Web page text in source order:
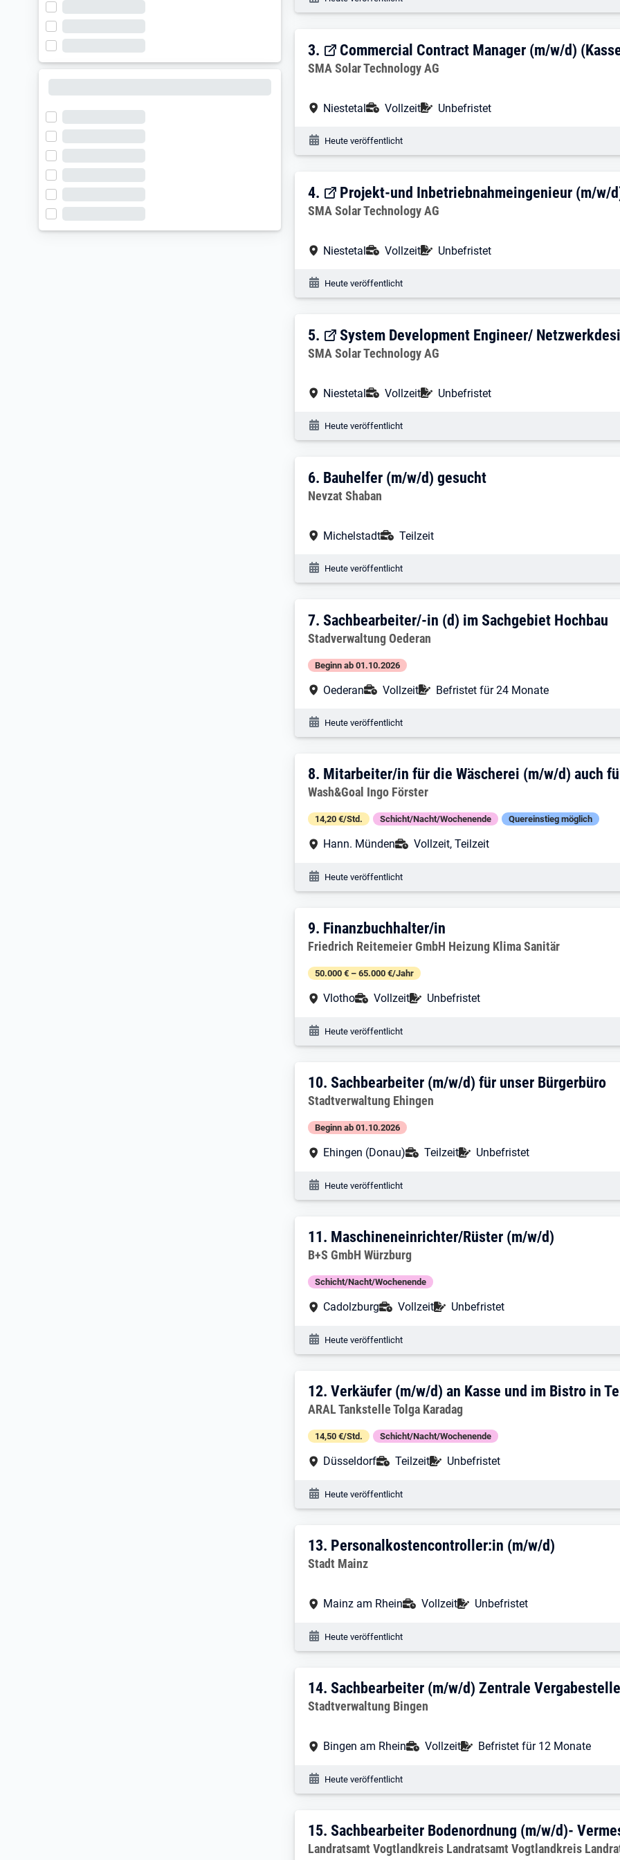
3. Ergebnis: Commercial Contract
3. Commercial Contract Manager (m/w/d)
Arbeitgeber:
SMA Solar Technology AG
Arbeitsort:
Niestetal Anstellungsart:
Vollzeit Befristung:
Unbefristet
Veröffentlichungsdatum:
Heute veröffentlicht
4. Ergebnis: Projekt-und
4. Projekt-und Inbetriebnahmeingenieur (m/w/
Arbeitgeber:
SMA Solar Technology AG
Arbeitsort:
Niestetal Anstellungsart:
Vollzeit Befristung:
Unbefristet
Veröffentlichungsdatum:
Heute veröffentlicht
5. Ergebnis: System Development
5. System Development Engineer/
Arbeitgeber:
SMA Solar Technology AG
Arbeitsort:
Niestetal Anstellungsart:
Vollzeit Befristung:
Unbefristet
Veröffentlichungsdatum:
Heute veröffentlicht
6. Ergebnis: Bauhelfer (m/w/d) gesucht
6. Bauhelfer (m/w/d) gesucht
Arbeitgeber:
Nevzat Shaban
Arbeitsort:
Michelstadt Anstellungsart:
Teilzeit
Veröffentlichungsdatum:
Heute veröffentlicht
7. Ergebnis: Sachbearbeiter/-in (d) im
7.Sachbearbeiter/-in (d) im Sachgebiet Hochbau
Arbeitgeber:
Stadverwaltung Oederan
Beginn ab 01.10.2026
Arbeitsort:
Oederan Anstellungsart:
Vollzeit Befristung:
Befristet für 24 Monate
Veröffentlichungsdatum:
Heute veröffentlicht
8. Ergebnis: Mitarbeiter/in für die
8. Mitarbeiter/in für die Wäscherei (m/w/d) auch
Arbeitgeber:
Wash&Goal Ingo Förster
14,20 €/Std. Schicht/Nacht/Wochenende Quereinstieg möglich
Arbeitsort:
Hann. Münden Anstellungsart:
Vollzeit, Teilzeit
Veröffentlichungsdatum:
Heute veröffentlicht
9. Ergebnis: Finanzbuchhalter/in
9. Finanzbuchhalter/in
Arbeitgeber:
Friedrich Reitemeier GmbH Heizung Klima Sanitär
50.000 € – 65.000 €/Jahr
Arbeitsort:
Vlotho Anstellungsart:
Vollzeit Befristung:
Unbefristet
Veröffentlichungsdatum:
Heute veröffentlicht
10. Ergebnis: Sachbearbeiter (m/w/d)
10.Sachbearbeiter (m/w/d) für unser Bürgerbüro
Arbeitgeber:
Stadtverwaltung Ehingen
Beginn ab 01.10.2026
Arbeitsort:
Ehingen (Donau) Anstellungsart:
Teilzeit Befristung:
Unbefristet
Veröffentlichungsdatum:
Heute veröffentlicht
11. Ergebnis: Maschineneinrichter/
11. Maschineneinrichter/Rüster (m/w/d)
Arbeitgeber:
B+S GmbH Würzburg
Schicht/Nacht/Wochenende
Arbeitsort:
Cadolzburg Anstellungsart:
Vollzeit Befristung:
Unbefristet
Veröffentlichungsdatum:
Heute veröffentlicht
12. Ergebnis: Verkäufer (m/w/d) an
12.Verkäufer (m/w/d) an Kasse und im Bistro in
Arbeitgeber:
ARAL Tankstelle Tolga Karadag
14,50 €/Std. Schicht/Nacht/Wochenende
Arbeitsort:
Düsseldorf Anstellungsart:
Teilzeit Befristung:
Unbefristet
Veröffentlichungsdatum:
Heute veröffentlicht
13. Ergebnis:
13. Personalkostencontroller:in (m/w/d)
Arbeitgeber:
Stadt Mainz
Arbeitsort:
Mainz am Rhein Anstellungsart:
Vollzeit Befristung:
Unbefristet
Veröffentlichungsdatum:
Heute veröffentlicht
14. Ergebnis: Sachbearbeiter (m/w/d)
14.Sachbearbeiter (m/w/d) Zentrale Vergabestelle
Arbeitgeber:
Stadtverwaltung Bingen
Arbeitsort:
Bingen am Rhein Anstellungsart:
Vollzeit Befristung:
Befristet für 12 Monate
Veröffentlichungsdatum:
Heute veröffentlicht
15. Ergebnis: Sachbearbeiter
15.Sachbearbeiter Bodenordnung (m/w/d)-
Arbeitgeber:
Landratsamt Vogtlandkreis Landratsamt Vogtlandkreis